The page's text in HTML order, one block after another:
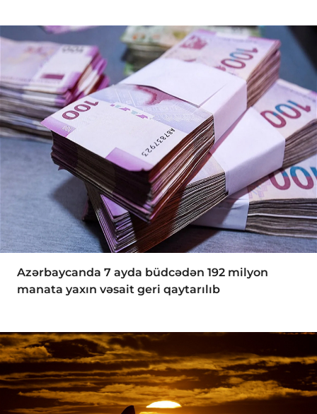
Azərbaycanda 7 ayda büdcədən 192 milyon
manata yaxın vəsait geri qaytarılıb